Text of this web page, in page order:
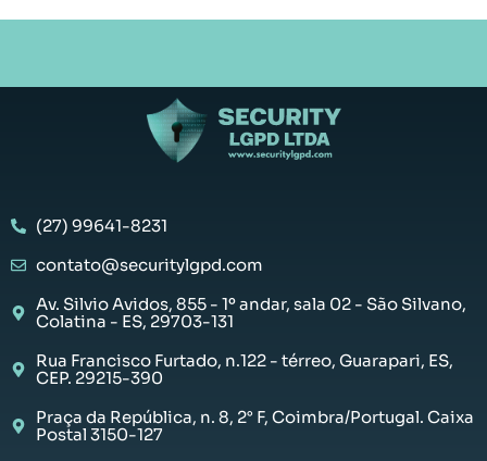
(27) 99641-8231
contato@securitylgpd.com
Av. Silvio Avidos, 855 - 1º andar, sala 02 - São Silvano,
Colatina - ES, 29703-131
Rua Francisco Furtado, n.122 - térreo, Guarapari, ES,
CEP. 29215-390
Praça da República, n. 8, 2° F, Coimbra/Portugal. Caixa
Postal 3150-127